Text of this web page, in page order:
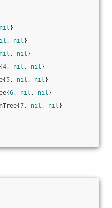
nil }
, nil }
nil , nil }
4, nil , nil }
5, nil , nil }
6, nil , nil }
7, nil , nil }